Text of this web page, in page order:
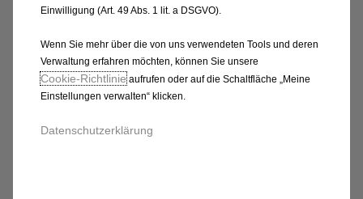
Einwilligung (Art. 49 Abs. 1 lit. a DSGVO).
Wenn Sie mehr über die von uns verwendeten Tools und deren
Verwaltung erfahren möchten, können Sie unsere
Cookie‑Richtlinieaufrufen oder auf die Schaltfläche „Meine
Einstellungen verwalten“ klicken.
Datenschutzerklärung